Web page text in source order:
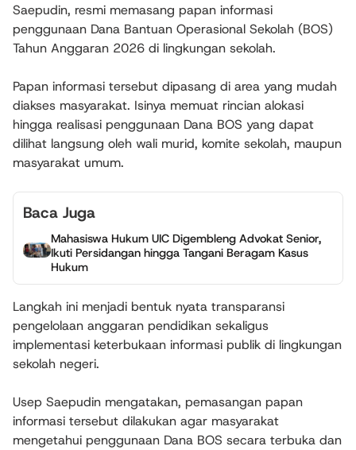
Saepudin, resmi memasang papan informasi
penggunaan Dana Bantuan Operasional Sekolah (BOS)
Tahun Anggaran 2026 di lingkungan sekolah.
Papan informasi tersebut dipasang di area yang mudah
diakses masyarakat. Isinya memuat rincian alokasi
hingga realisasi penggunaan Dana BOS yang dapat
dilihat langsung oleh wali murid, komite sekolah, maupun
masyarakat umum.
Baca Juga
Mahasiswa Hukum UIC Digembleng Advokat Senior,
Ikuti Persidangan hingga Tangani Beragam Kasus
Hukum
Langkah ini menjadi bentuk nyata transparansi
pengelolaan anggaran pendidikan sekaligus
implementasi keterbukaan informasi publik di lingkungan
sekolah negeri.
Usep Saepudin mengatakan, pemasangan papan
informasi tersebut dilakukan agar masyarakat
mengetahui penggunaan Dana BOS secara terbuka dan